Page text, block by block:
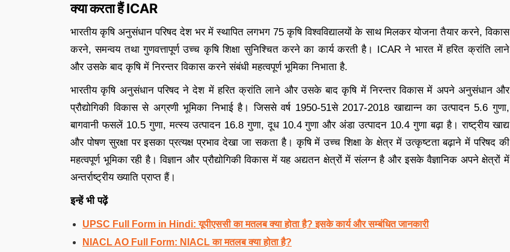
क्या करता हैं ICAR
भारतीय कृषि अनुसंधान परिषद देश भर में स्थापित लगभग 75 कृषि विश्वविद्यालयों के साथ मिलकर योजना तैयार करने, विकास
करने, समन्वय तथा गुणवत्तापूर्ण उच्च कृषि शिक्षा सुनिश्चित करने का कार्य करती है। ICAR ने भारत में हरित क्रांति लाने
और उसके बाद कृषि में निरन्तर विकास करने संबंधी महत्वपूर्ण भूमिका निभाता है.
भारतीय कृषि अनुसंधान परिषद ने देश में हरित क्रांति लाने और उसके बाद कृषि में निरन्तर विकास में अपने अनुसंधान और
प्रौद्योगिकी विकास से अग्रणी भूमिका निभाई है। जिससे वर्ष 1950-51से 2017-2018 खाद्यान्न का उत्पादन 5.6 गुणा,
बागवानी फसलें 10.5 गुणा, मत्स्य उत्पादन 16.8 गुणा, दूध 10.4 गुणा और अंडा उत्पादन 10.4 गुणा बढ़ा है। राष्ट्रीय खाद्य
और पोषण सुरक्षा पर इसका प्रत्यक्ष प्रभाव देखा जा सकता है। कृषि में उच्च शिक्षा के क्षेत्र में उत्कृष्टता बढ़ाने में परिषद की
महत्वपूर्ण भूमिका रही है। विज्ञान और प्रौद्योगिकी विकास में यह अद्यतन क्षेत्रों में संलग्न है और इसके वैज्ञानिक अपने क्षेत्रों में
अन्तर्राष्ट्रीय ख्याति प्राप्त हैं।
इन्हें भी पढ़ें
UPSC Full Form in Hindi: यूपीएससी का मतलब क्या होता है? इसके कार्य और सम्बंधित जानकारी
NIACL AO Full Form: NIACL का मतलब क्या होता है?